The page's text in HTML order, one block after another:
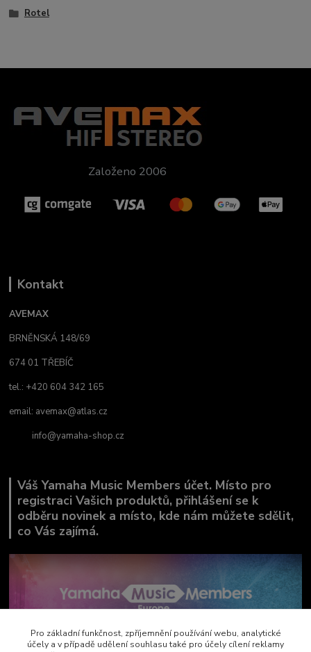
Rotel
Založeno 2006
Kontakt
AVEMAX
BRNĚNSKÁ 148/69
674 01 TŘEBÍČ
tel.: +420 604 342 165
email: avemax@atlas.cz
info@yamaha-shop.cz
Váš Yamaha Music Members účet. Místo pro
registraci Vašich produktů, přihlášení se k
odběru novinek a místo, kde nám můžete sdělit,
co Vás zajímá.
Pro základní funkčnost, zpříjemnění používání webu, analytické
účely a v případě udělení souhlasu také pro účely cílení reklamy